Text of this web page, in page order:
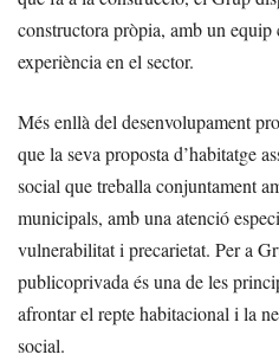
constructora pròpia, amb un
experiència en el sector.
Més enllà del desenvolupament
que la seva proposta d’habitatge
social que treballa conjuntament
municipals, amb una atenció
vulnerabilitat i precarietat. Per a
publicoprivada és una de les
afrontar el repte habitacional i la
social.